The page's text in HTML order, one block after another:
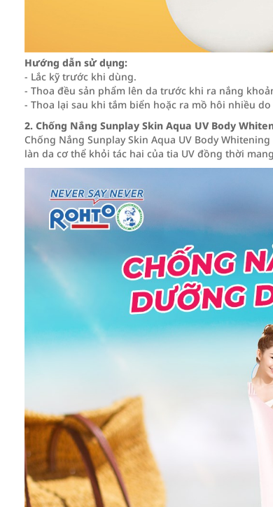
Hướng dẫn sử dụng:
- Lắc kỹ trước khi dùng.
- Thoa đều sản phẩm lên da trước khi ra nắng
- Thoa lại sau khi tắm biển hoặc ra mồ hôi nhiều
2. Chống Nắng Sunplay Skin Aqua UV Body
Chống Nắng Sunplay Skin Aqua UV Body
làn da cơ thể khỏi tác hai của tia UV đồng thời